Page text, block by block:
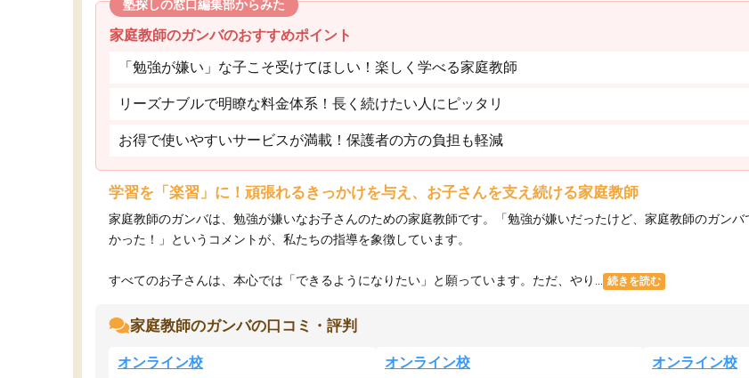
塾探しの窓口編集部からみた
家庭教師のガンバのおすすめポイント
「勉強が嫌い」な子こそ受けてほしい！楽しく学べる家庭教師
リーズナブルで明瞭な料金体系！長く続けたい人にピッタリ
お得で使いやすいサービスが満載！保護者の方の負担も軽減
学習を「楽習」に！頑張れるきっかけを与え、お子さんを支え続ける家庭教師
家庭教師のガンバは、勉強が嫌いなお子さんのための家庭教師です。「勉強が嫌いだったけど、家庭教師のガン
かった！」というコメントが、私たちの指導を象徴しています。
すべてのお子さんは、本心では「できるようになりたい」と願っています。ただ、やり... 続きを読む
家庭教師のガンバの口コミ・評判
オンライン校 オンライン校 オンライン校